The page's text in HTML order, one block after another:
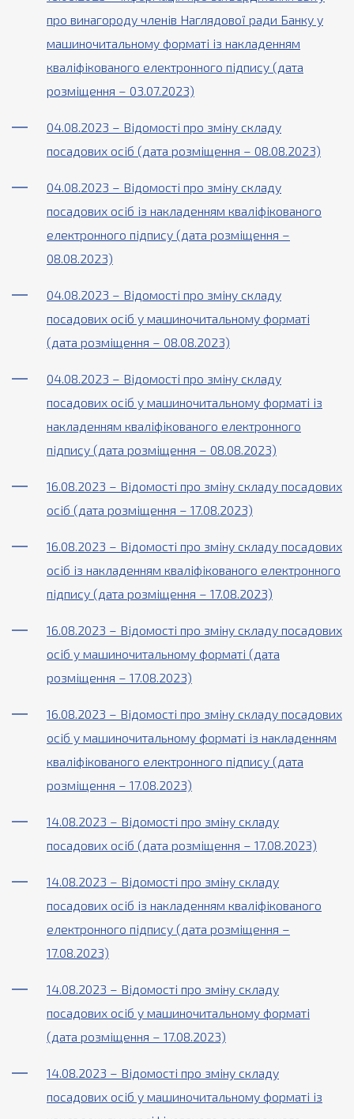
про винагороду членів Наглядової ради Банку у
машиночитальному форматі із накладенням
кваліфікованого електронного підпису (дата
розміщення – 03.07.2023)
04.08.2023 – Відомості про зміну складу
посадових осіб (дата розміщення – 08.08.2023)
04.08.2023 – Відомості про зміну складу
посадових осіб із накладенням кваліфікованого
електронного підпису (дата розміщення –
08.08.2023)
04.08.2023 – Відомості про зміну складу
посадових осіб у машиночитальному форматі
(дата розміщення – 08.08.2023)
04.08.2023 – Відомості про зміну складу
посадових осіб у машиночитальному форматі із
накладенням кваліфікованого електронного
підпису (дата розміщення – 08.08.2023)
16.08.2023 – Відомості про зміну складу посадових
осіб (дата розміщення – 17.08.2023)
16.08.2023 – Відомості про зміну складу посадових
осіб із накладенням кваліфікованого електронного
підпису (дата розміщення – 17.08.2023)
16.08.2023 – Відомості про зміну складу посадових
осіб у машиночитальному форматі (дата
розміщення – 17.08.2023)
16.08.2023 – Відомості про зміну складу посадових
осіб у машиночитальному форматі із накладенням
кваліфікованого електронного підпису (дата
розміщення – 17.08.2023)
14.08.2023 – Відомості про зміну складу
посадових осіб (дата розміщення – 17.08.2023)
14.08.2023 – Відомості про зміну складу
посадових осіб із накладенням кваліфікованого
електронного підпису (дата розміщення –
17.08.2023)
14.08.2023 – Відомості про зміну складу
посадових осіб у машиночитальному форматі
(дата розміщення – 17.08.2023)
14.08.2023 – Відомості про зміну складу
посадових осіб у машиночитальному форматі із